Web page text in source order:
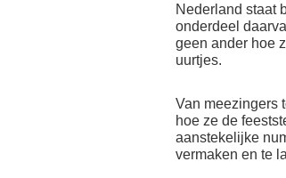
Nederland staat
onderdeel
geen ander hoe
uurtjes.
Van meezingers
hoe ze de
aanstekelijke
vermaken en te